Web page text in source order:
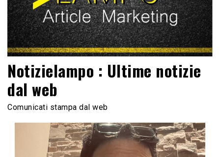
Notizielampo : Ultime notizie
dal web
Comunicati stampa dal web